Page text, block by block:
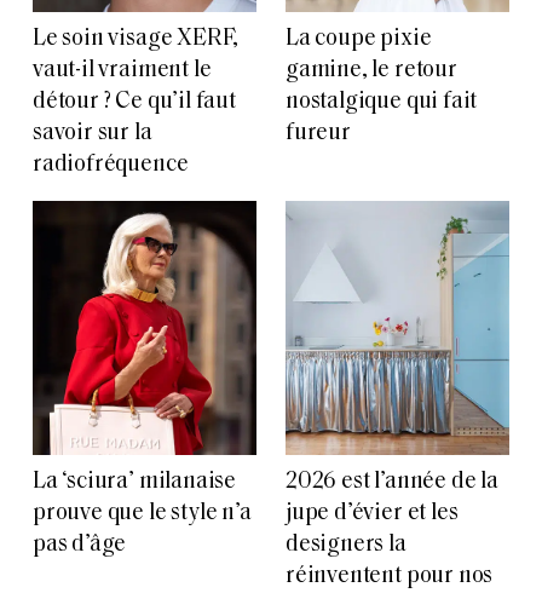
Le soin visage XERF,
vaut-il vraiment le
détour ? Ce qu’il faut
savoir sur la
radiofréquence
La coupe pixie
gamine, le retour
nostalgique qui fait
fureur
La ‘sciura’ milanaise
prouve que le style n’a
pas d’âge
2026 est l’année de la
jupe d’évier et les
designers la
réinventent pour nos